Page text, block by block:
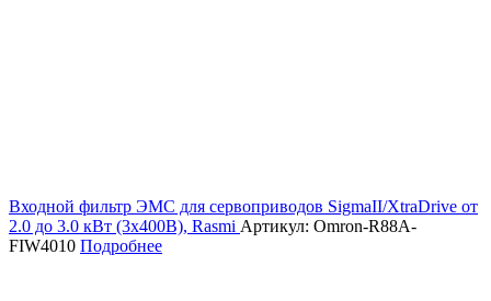
Входной фильтр ЭМС для сервоприводов SigmaII/XtraDrive от
2.0 до 3.0 кВт (3х400В), Rasmi Артикул: Omron-R88A-
FIW4010 Подробнее